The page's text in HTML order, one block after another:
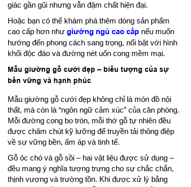
giác gần gũi nhưng vẫn đậm chất hiện đại.
Hoặc bạn có thể khám phá thêm dòng sản phẩm
cao cấp hơn như giường ngủ cao cấp nếu muốn
hướng đến phong cách sang trọng, nổi bật với hình
khối độc đáo và đường nét uốn cong mềm mại.
Mẫu giường gỗ cưới đẹp – biểu tượng của sự
bền vững và hạnh phúc
Mẫu giường gỗ cưới đẹp không chỉ là món đồ nội
thất, mà còn là “ngôn ngữ cảm xúc” của căn phòng.
Mỗi đường cong bo tròn, mỗi thớ gỗ tự nhiên đều
được chăm chút kỹ lưỡng để truyền tải thông điệp
về sự vững bền, ấm áp và tinh tế.
Gỗ óc chó và gỗ sồi – hai vật liệu được sử dụng –
đều mang ý nghĩa tượng trưng cho sự chắc chắn,
thịnh vượng và trường tồn. Khi được xử lý bằng